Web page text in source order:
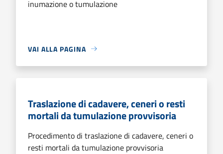
inumazione o tumulazione
VAI ALLA PAGINA
Traslazione di cadavere, ceneri o resti
mortali da tumulazione provvisoria
Procedimento di traslazione di cadavere, ceneri o
resti mortali da tumulazione provvisoria